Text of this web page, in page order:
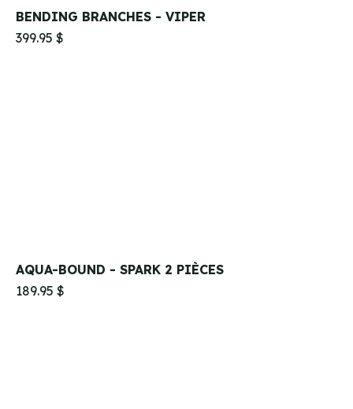
BENDING BRANCHES - VIPER
399.95 $
AQUA-BOUND - SPARK 2 PIÈCES
189.95 $